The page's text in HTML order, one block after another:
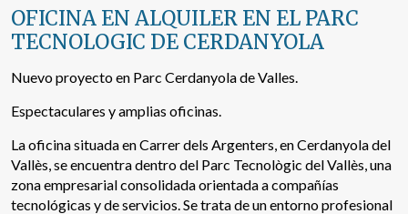
OFICINA EN ALQUILER EN EL PARC
TECNOLOGIC DE CERDANYOLA
Nuevo proyecto en Parc Cerdanyola de Valles.
Espectaculares y amplias oficinas.
La oficina situada en Carrer dels Argenters, en Cerdanyola del
Vallès, se encuentra dentro del Parc Tecnològic del Vallès, una
zona empresarial consolidada orientada a compañías
tecnológicas y de servicios. Se trata de un entorno profesional